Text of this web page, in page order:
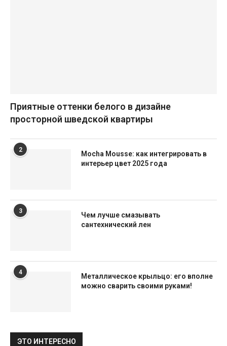
Приятные оттенки белого в дизайне
просторной шведской квартиры
2
Mocha Mousse: как интегрировать в
интерьер цвет 2025 года
3
Чем лучше смазывать
сантехнический лен
4
Металлическое крыльцо: его вполне
можно сварить своими руками!
ЭТО ИНТЕРЕСНО